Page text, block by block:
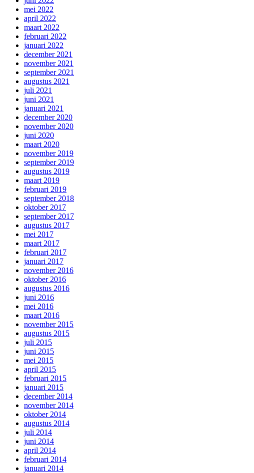
mei 2022
april 2022
maart 2022
februari 2022
januari 2022
december 2021
november 2021
september 2021
augustus 2021
juli 2021
juni 2021
januari 2021
december 2020
november 2020
juni 2020
maart 2020
november 2019
september 2019
augustus 2019
maart 2019
februari 2019
september 2018
oktober 2017
september 2017
augustus 2017
mei 2017
maart 2017
februari 2017
januari 2017
november 2016
oktober 2016
augustus 2016
juni 2016
mei 2016
maart 2016
november 2015
augustus 2015
juli 2015
juni 2015
mei 2015
april 2015
februari 2015
januari 2015
december 2014
november 2014
oktober 2014
augustus 2014
juli 2014
juni 2014
april 2014
februari 2014
januari 2014